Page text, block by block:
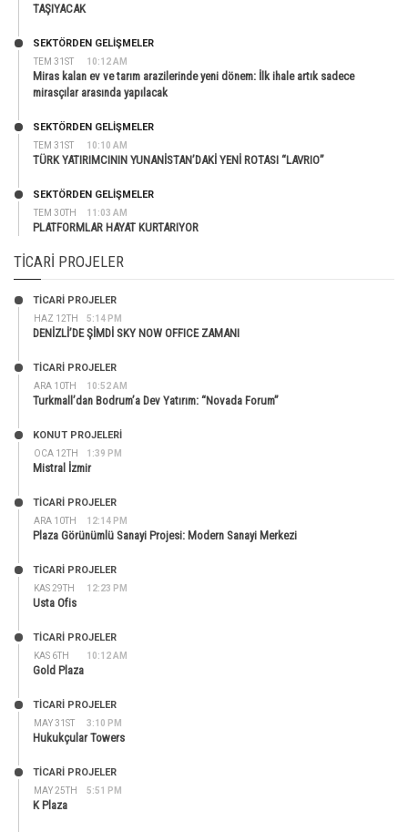
TAŞIYACAK
TEM 31ST 10:12 AM
SEKTÖRDEN GELIŞMELER
Miras kalan ev ve tarım arazilerinde yeni dönem: İlk ihale artık sadece
mirasçılar arasında yapılacak
TEM 31ST 10:10 AM
SEKTÖRDEN GELIŞMELER
TÜRK YATIRIMCININ YUNANİSTAN’DAKİ YENİ ROTASI “LAVRIO”
TEM 30TH 11:03 AM
SEKTÖRDEN GELIŞMELER
PLATFORMLAR HAYAT KURTARIYOR
TICARI PROJELER
HAZ 12TH 5:14 PM
TİCARİ PROJELER
DENİZLİ’DE ŞİMDİ SKY NOW OFFICE ZAMANI
ARA 10TH 10:52 AM
TİCARİ PROJELER
Turkmall’dan Bodrum’a Dev Yatırım: “Novada Forum”
OCA 12TH 1:39 PM
KONUT PROJELERI
Mistral İzmir
ARA 10TH 12:14 PM
TİCARİ PROJELER
Plaza Görünümlü Sanayi Projesi: Modern Sanayi Merkezi
KAS 29TH 12:23 PM
TİCARİ PROJELER
Usta Ofis
KAS 6TH 10:12 AM
TİCARİ PROJELER
Gold Plaza
MAY 31ST 3:10 PM
TİCARİ PROJELER
Hukukçular Towers
MAY 25TH 5:51 PM
TİCARİ PROJELER
K Plaza